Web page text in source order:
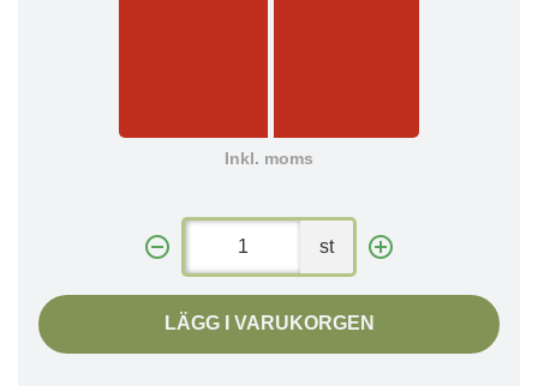
Inkl. moms
st
LÄGG I VARUKORGEN